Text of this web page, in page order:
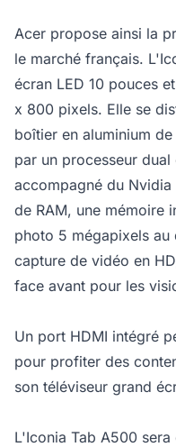
Acer propose ainsi la
le marché français.
écran LED 10 pouces
x 800 pixels. Elle se
boîtier en aluminium
par un processeur
accompagné du Nvidia
de RAM, une mémoire
photo 5 mégapixels
capture de vidéo en
face avant pour les
Un port HDMI intégré
pour profiter des
son téléviseur grand
L'Iconia Tab A500